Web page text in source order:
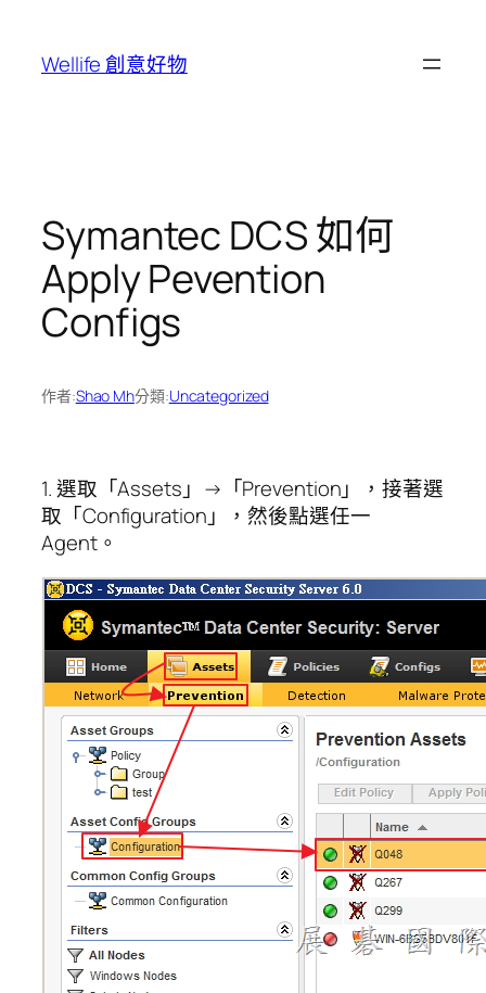
Wellife 創意好物
Symantec DCS 如何
Apply Pevention
Configs
作者:Shao Mh分類:Uncategorized
1. 選取「Assets」→「Prevention」，接著選
取「Configuration」，然後點選任一
Agent。